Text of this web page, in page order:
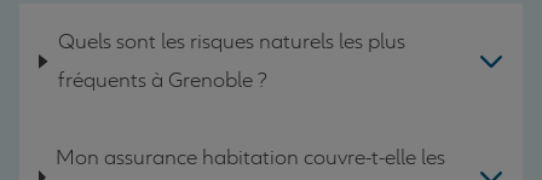
Quels sont les risques naturels les plus
fréquents à Grenoble ?
Mon assurance habitation couvre-t-elle les